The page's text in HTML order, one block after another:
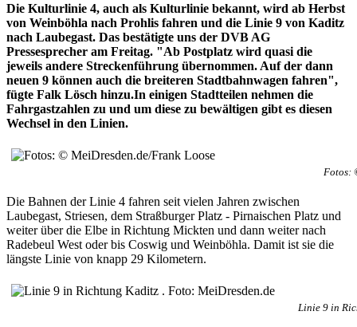
Die Kulturlinie 4, auch als Kulturlinie bekannt, wird ab Herbst
von Weinböhla nach Prohlis fahren und die Linie 9 von Kaditz
nach Laubegast. Das bestätigte uns der DVB AG
Pressesprecher am Freitag. "Ab Postplatz wird quasi die
jeweils andere Streckenführung übernommen. Auf der dann
neuen 9 können auch die breiteren Stadtbahnwagen fahren",
fügte Falk Lösch hinzu.In einigen Stadtteilen nehmen die
Fahrgastzahlen zu und um diese zu bewältigen gibt es diesen
Wechsel in den Linien.
Fotos:
Die Bahnen der Linie 4 fahren seit vielen Jahren zwischen
Laubegast, Striesen, dem Straßburger Platz - Pirnaischen Platz und
weiter über die Elbe in Richtung Mickten und dann weiter nach
Radebeul West oder bis Coswig und Weinböhla. Damit ist sie die
längste Linie von knapp 29 Kilometern.
Linie 9 in